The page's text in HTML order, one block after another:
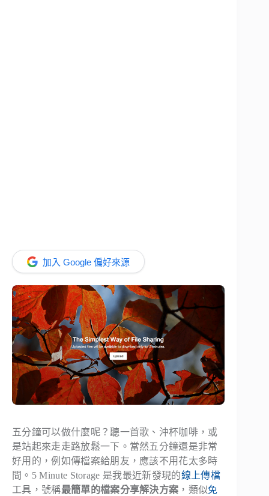
加入 Google 偏好來源
五分鐘可以做什麼呢？聽一首歌、沖杯咖啡，或
是站起來走走路放鬆一下。當然五分鐘還是非常
好用的，例如傳檔案給朋友，應該不用花太多時
間。5 Minute Storage 是我最近新發現的線上傳檔
工具，號稱最簡單的檔案分享解決方案 ，類似免